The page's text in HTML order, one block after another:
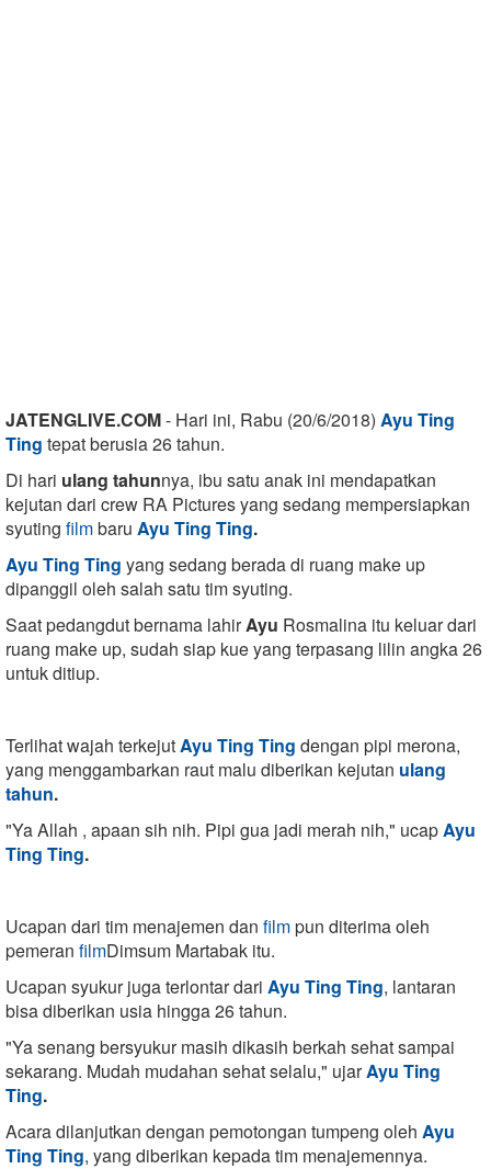
JATENGLIVE.COM- Hari ini, Rabu (20/6/2018) Ayu Ting
Ting tepat berusia 26 tahun.
Di hari ulang tahunnya, ibu satu anak ini mendapatkan
kejutan dari crew RA Pictures yang sedang mempersiapkan
syuting filmbaru Ayu Ting Ting.
Ayu Ting Ting yang sedang berada di ruang make up
dipanggil oleh salah satu tim syuting.
Saat pedangdut bernama lahirAyu Rosmalina itu keluar dari
ruang make up, sudah siap kue yang terpasang lilin angka 26
untuk ditiup.
Terlihat wajah terkejutAyu Ting Ting dengan pipi merona,
yang menggambarkan raut malu diberikan kejutan ulang
tahun.
"Ya Allah , apaan sih nih. Pipi gua jadi merah nih," ucapAyu
Ting Ting.
Ucapan dari tim menajemen dan filmpun diterima oleh
pemeran filmDimsum Martabak itu.
Ucapan syukur juga terlontar dari Ayu Ting Ting, lantaran
bisa diberikan usia hingga 26 tahun.
"Ya senang bersyukur masih dikasih berkah sehat sampai
sekarang. Mudah mudahan sehat selalu," ujarAyu Ting
Ting.
Acara dilanjutkan dengan pemotongan tumpeng oleh Ayu
Ting Ting, yang diberikan kepada tim menajemennya.